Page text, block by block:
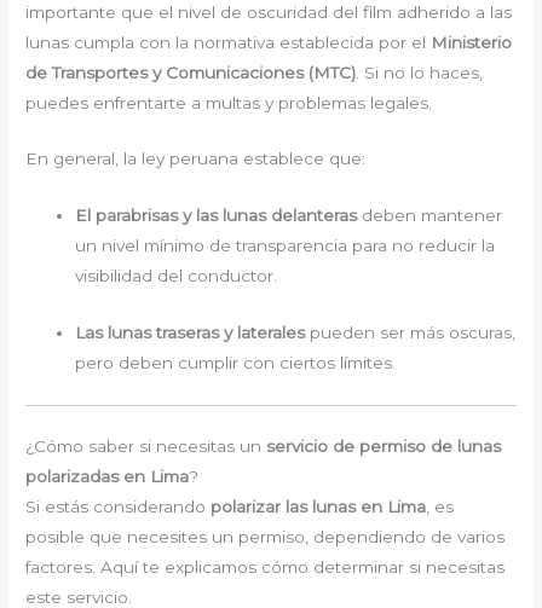
importante que el nivel de oscuridad del film adherido a las
lunas cumpla con la normativa establecida por el Ministerio
de Transportes y Comunicaciones (MTC) . Si no lo haces,
puedes enfrentarte a multas y problemas legales.
En general, la ley peruana establece que:
El parabrisas y las lunas delanterasdeben mantener
un nivel mínimo de transparencia para no reducir la
visibilidad del conductor.
Las lunas traseras y lateralespueden ser más oscuras,
pero deben cumplir con ciertos límites.
¿Cómo saber si necesitas un servicio de permiso de lunas
polarizadas en Lima?
Si estás considerando polarizar las lunas en Lima , es
posible que necesites un permiso, dependiendo de varios
factores. Aquí te explicamos cómo determinar si necesitas
este servicio.